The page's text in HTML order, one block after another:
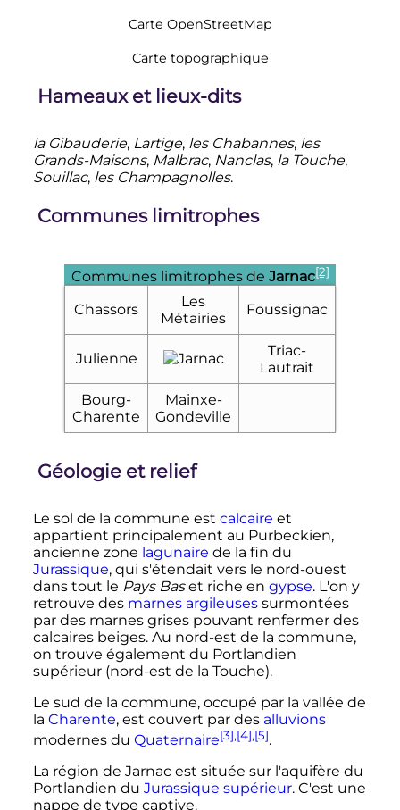
Carte OpenStreetMap
Carte topographique
Hameaux et lieux-dits
la Gibauderie, Lartige, les Chabannes, les
Grands-Maisons, Malbrac, Nanclas, la Touche,
Souillac, les Champagnolles.
Communes limitrophes
Communes limitrophes de Jarnac[2]
Chassors
Les
Métairies
Foussignac
Julienne
Triac-
Lautrait
Bourg-
Charente
Mainxe-
Gondeville
Géologie et relief
Le sol de la commune est calcaire et
appartient principalement au Purbeckien,
ancienne zone lagunaire de la fin du
Jurassique, qui s'étendait vers le nord-ouest
dans tout le Pays Baset riche en gypse. L'on y
retrouve des marnes argileusessurmontées
par des marnes grises pouvant renfermer des
calcaires beiges. Au nord-est de la commune,
on trouve également du Portlandien
supérieur (nord-est de la Touche).
Le sud de la commune, occupé par la vallée de
la Charente, est couvert par des alluvions
modernes du Quaternaire[3],[4],[5].
La région de Jarnac est située sur l'aquifère du
Portlandien du Jurassique supérieur. C'est une
nappe de type captive.